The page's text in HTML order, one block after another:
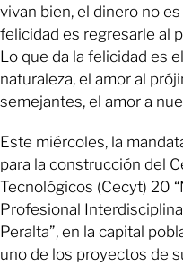
vivan bien, el dinero no
felicidad es regresarle al
Lo que da la felicidad es
naturaleza, el amor al
semejantes, el amor a
Este miércoles, la
para la construcción del
Tecnológicos (Cecyt) 20
Profesional
Peralta”, en la capital
uno de los proyectos de